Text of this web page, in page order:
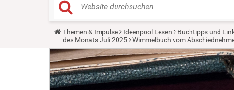
Y
u
a
r
e
h
e
Themen & Impulse Ideenpool Lesen Buchtipps und
des Monats Juli 2025
Wimmelbuch vom